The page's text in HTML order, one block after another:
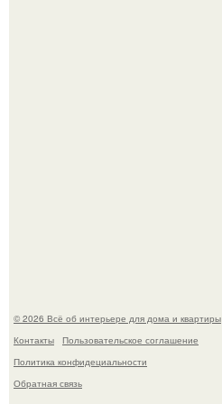
© 2026 Всё об интерьере для дома и квартиры
Контакты
Пользовательское соглашение
Политика конфидециальности
Обратная связь